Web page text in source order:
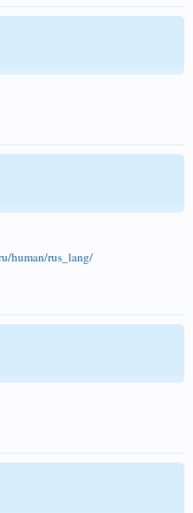
human/rus_lang/